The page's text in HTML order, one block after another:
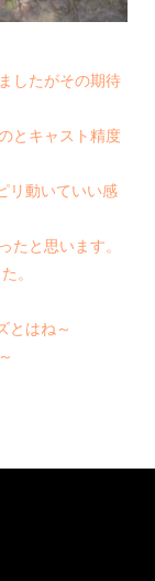
したがその期待
とキャスト精度
リ動いていい感
たと思います。
。
とはね～